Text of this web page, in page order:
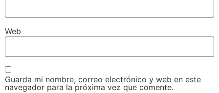
Web
Guarda mi nombre, correo electrónico y web en este
navegador para la próxima vez que comente.